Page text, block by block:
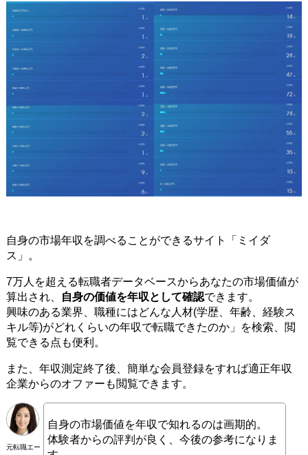
自身の市場年収を調べることができるサイト「ミイダ
ス」。
7万人を超える転職者データベースからあなたの市場価値が
算出され、
自身の価値を年収として確認できます。
興味のある業界、職種にはどんな人材(学歴、年齢、経験ス
キル等)がどれくらいの年収で転職できたのか」を検索、閲
覧できる点も便利。
また、年収測定終了後、簡単な会員登録をすれば適正年収
企業からのオファーも閲覧できます。
元転職エー
自身の市場価値を年収で知れるのは画期的。
体験者からの評判が良く、今後の参考になりま